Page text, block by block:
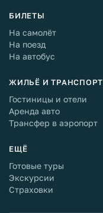
БИЛЕТЫ
На самолёт
На поезд
На автобус
ЖИЛЬЁ И ТРАНСПОРТ
Гостиницы и отели
Аренда авто
Трансфер в аэропорт
ЕЩЁ
Готовые туры
Экскурсии
Страховки